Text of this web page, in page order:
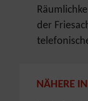
der
NÄHERE